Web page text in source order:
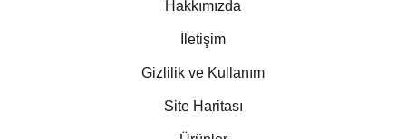
Hakkımızda
İletişim
Gizlilik ve Kullanım
Site Haritası